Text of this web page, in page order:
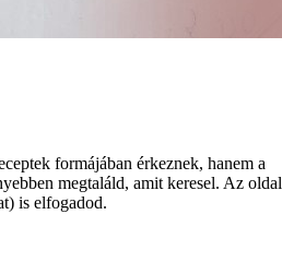
formájában érkeznek, hanem a
megtaláld, amit keresel. Az oldal
is elfogadod.